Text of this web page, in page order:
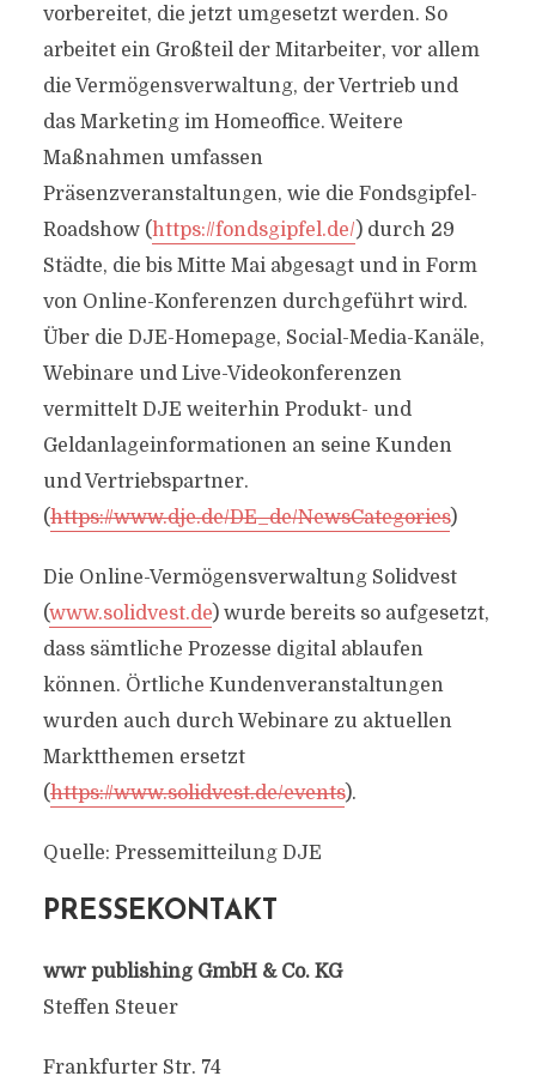
vorbereitet, die jetzt umgesetzt werden. So
arbeitet ein Großteil der Mitarbeiter, vor allem
die Vermögensverwaltung, der Vertrieb und
das Marketing im Homeoffice. Weitere
Maßnahmen umfassen
Präsenzveranstaltungen, wie die Fondsgipfel-
Roadshow (https://fondsgipfel.de/) durch 29
Städte, die bis Mitte Mai abgesagt und in Form
von Online-Konferenzen durchgeführt wird.
Über die DJE-Homepage, Social-Media-Kanäle,
Webinare und Live-Videokonferenzen
vermittelt DJE weiterhin Produkt- und
Geldanlageinformationen an seine Kunden
und Vertriebspartner.
(https://www.dje.de/DE_de/NewsCategories)
Die Online-Vermögensverwaltung Solidvest
(www.solidvest.de) wurde bereits so aufgesetzt,
dass sämtliche Prozesse digital ablaufen
können. Örtliche Kundenveranstaltungen
wurden auch durch Webinare zu aktuellen
Marktthemen ersetzt
(https://www.solidvest.de/events).
Quelle: Pressemitteilung DJE
PRESSEKONTAKT
wwr publishing GmbH & Co. KG
Steffen Steuer
Frankfurter Str. 74